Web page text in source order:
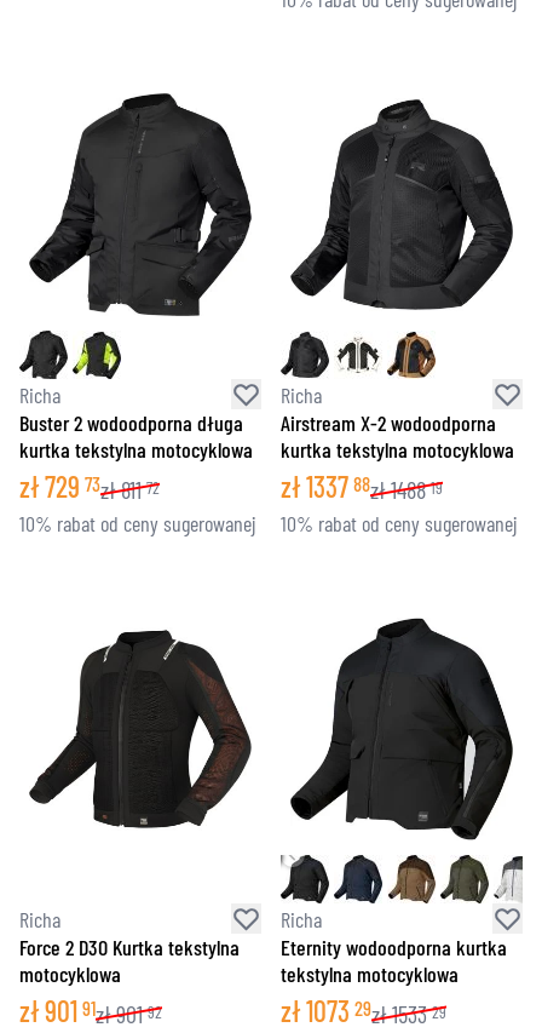
Richa
Buster 2 wodoodporna długa
kurtka tekstylna motocyklowa
zł729 73zł811 72
10% rabat od ceny sugerowanej
Richa
Airstream X-2 wodoodporna
kurtka tekstylna motocyklowa
zł1337 88zł1488 19
10% rabat od ceny sugerowanej
Richa
Force 2 D3O Kurtka tekstylna
motocyklowa
zł901 91zł901 92
Richa
Eternity wodoodporna kurtka
tekstylna motocyklowa
zł1073 29zł1533 29